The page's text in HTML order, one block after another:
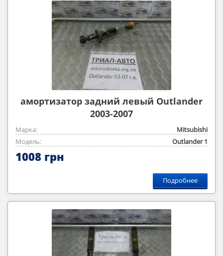
амортизатор задний левый Outlander
2003-2007
Марка:
Mitsubishi
Модель:
Outlander ‎1
1008 грн
Подробнее